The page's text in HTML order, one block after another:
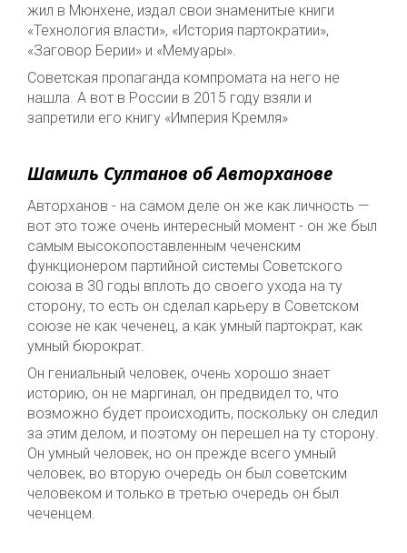
жил в Мюнхене, издал свои знаменитые книги
«Технология власти», «История партократии»,
«Заговор Берии» и «Мемуары».
Советская пропаганда компромата на него не
нашла. А вот в России в 2015 году взяли и
запретили его книгу «Империя Кремля»
Шамиль Султанов об Авторханове
Авторханов - на самом деле он же как личность —
вот это тоже очень интересный момент - он же был
самым высокопоставленным чеченским
функционером партийной системы Советского
союза в 30 годы вплоть до своего ухода на ту
сторону, то есть он сделал карьеру в Советском
союзе не как чеченец, а как умный партократ, как
умный бюрократ.
Он гениальный человек, очень хорошо знает
историю, он не маргинал, он предвидел то, что
возможно будет происходить, поскольку он следил
за этим делом, и поэтому он перешел на ту сторону.
Он умный человек, но он прежде всего умный
человек, во вторую очередь он был советским
человеком и только в третью очередь он был
чеченцем.